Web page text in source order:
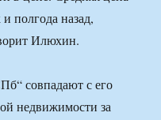
полгода назад,
Илюхин.
совпадают с его
недвижимости за